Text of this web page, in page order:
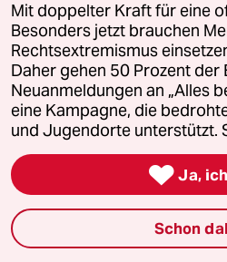
Hausblog
Die Seitenwende
Stellen
Presse
Unterstützen
Mit doppelter Kraft für eine
Besonders jetzt brauchen
Rechtsextremismus
Daher gehen 50 Prozent der
Neuanmeldungen an „Alles
eine Kampagne, die
und Jugendorte unterstützt.
 Ja,
Schon